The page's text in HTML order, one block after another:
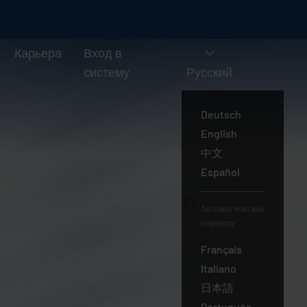
Карьера
Вход в
систему
Русский
Deutsch
English
中文
Español
Автоматический
перевод:
Français
Italiano
日本語